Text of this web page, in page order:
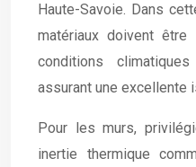
Haute-Savoie. Dans
matériaux doivent
conditions
assurant une excellente
Pour les murs,
inertie thermique